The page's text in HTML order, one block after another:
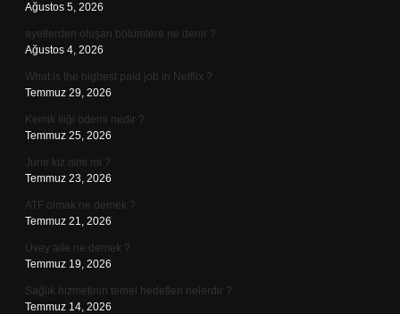
Ağustos 5, 2026
ayetlerden oluşan bölümlere ne denir ?
Ağustos 4, 2026
What is the highest paid job in Netflix ?
Temmuz 29, 2026
Kemik iliği ödemi nedir ?
Temmuz 25, 2026
June kız ismi mi ?
Temmuz 23, 2026
ATF olmak ne demek ?
Temmuz 21, 2026
Üvey aile ne demek ?
Temmuz 19, 2026
Sağlık hizmetinin temel hedefleri nelerdir ?
Temmuz 14, 2026